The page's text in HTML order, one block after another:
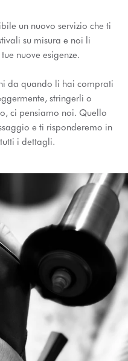
un nuovo servizio che ti
su misura e noi li
nuove esigenze.
da quando li hai comprati
stringerli o
ci pensiamo noi. Quello
e ti risponderemo in
i dettagli.